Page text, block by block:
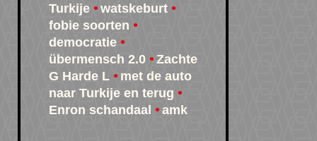
Turkije
watskeburt
fobie soorten
democratie
übermensch 2.0
Zachte
G Harde L
met de auto
naar Turkije en terug
Enron schandaal
amk